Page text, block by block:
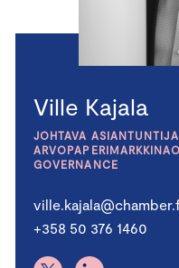
Ville Kajala
JOHTAVA
GOVERNANCE
+358 50 376 1460